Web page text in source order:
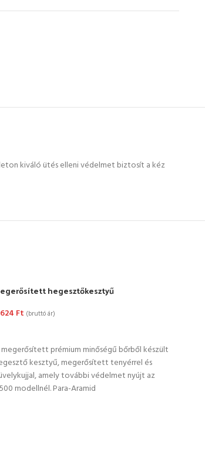
kiváló ütés elleni védelmet biztosít a kéz
hegesztőkesztyű
Ft (bruttó ár)
prémium minőségű bőrből készült
kesztyű, megerősített tenyérrel és
amely további védelmet nyújt az
modellnél. Para-Aramid